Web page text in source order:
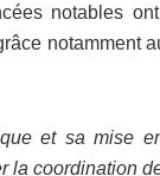
notables
notamment
et sa mise
la coordination